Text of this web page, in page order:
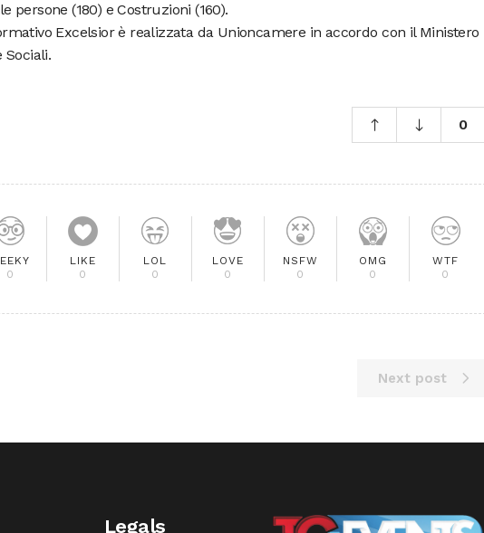
persone (180) e Costruzioni (160).
Excelsior è realizzata da Unioncamere in accordo con il Ministero
Sociali.
0
0
LIKE
0
LOL
0
LOVE
0
NSFW
0
OMG
0
WTF
0
Next post
Legals